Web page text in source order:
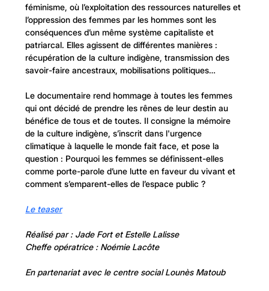
féminisme, où l’exploitation des ressources naturelles et
l’oppression des femmes par les hommes sont les
conséquences d’un même système capitaliste et
patriarcal. Elles agissent de différentes manières :
récupération de la culture indigène, transmission des
savoir-faire ancestraux, mobilisations politiques…
Le documentaire rend hommage à toutes les femmes
qui ont décidé de prendre les rênes de leur destin au
bénéfice de tous et de toutes. Il consigne la mémoire
de la culture indigène, s’inscrit dans l'urgence
climatique à laquelle le monde fait face, et pose la
question : Pourquoi les femmes se définissent-elles
comme porte-parole d’une lutte en faveur du vivant et
comment s’emparent-elles de l’espace public ?
Le teaser
Réalisé par : Jade Fort et Estelle Lalisse
Cheffe opératrice : Noémie Lacôte
En partenariat avec le centre social Lounès Matoub